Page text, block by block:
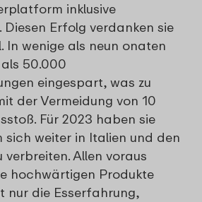
inklusive
Diesen Erfolg verdanken sie
In wenige als neun onaten
50.000
eingespart, was zu
der Vermeidung von 10
Für 2023 haben sie
sich weiter in Italien und den
verbreiten. Allen voraus
hochwärtigen Produkte
nur die Esserfahrung,